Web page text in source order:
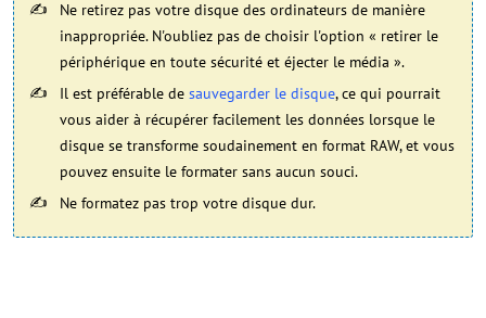
Ne retirez pas votre disque des ordinateurs de manière
inappropriée. N'oubliez pas de choisir l'option « retirer le
périphérique en toute sécurité et éjecter le média ».
Il est préférable de sauvegarder le disque, ce qui pourrait
vous aider à récupérer facilement les données lorsque le
disque se transforme soudainement en format RAW, et vous
pouvez ensuite le formater sans aucun souci.
Ne formatez pas trop votre disque dur.